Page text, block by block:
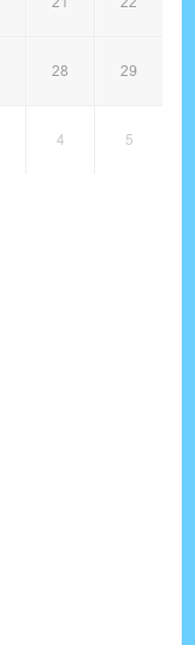
28 29
4 5